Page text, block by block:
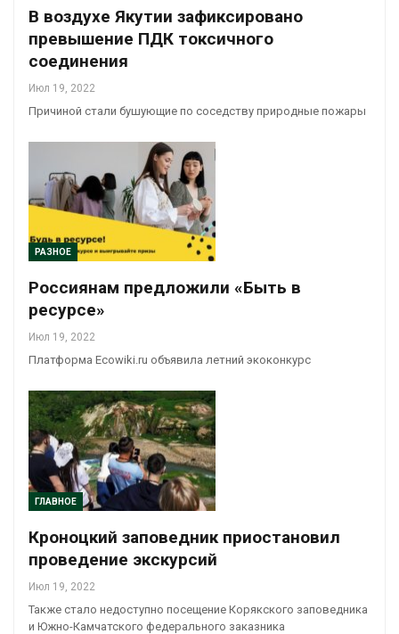
В воздухе Якутии зафиксировано
превышение ПДК токсичного
соединения
Июл 19, 2022
Причиной стали бушующие по соседству природные пожары
РАЗНОЕ
Россиянам предложили «Быть в
ресурсе»
Июл 19, 2022
Платформа Ecowiki.ru объявила летний экоконкурс
ГЛАВНОЕ
Кроноцкий заповедник приостановил
проведение экскурсий
Июл 19, 2022
Также стало недоступно посещение Корякского заповедника
и Южно-Камчатского федерального заказника